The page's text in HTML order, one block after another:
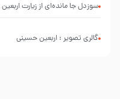
سوزدل جا مانده‌ای از زیارت اربعین
گالری تصویر : اربعین حسینی